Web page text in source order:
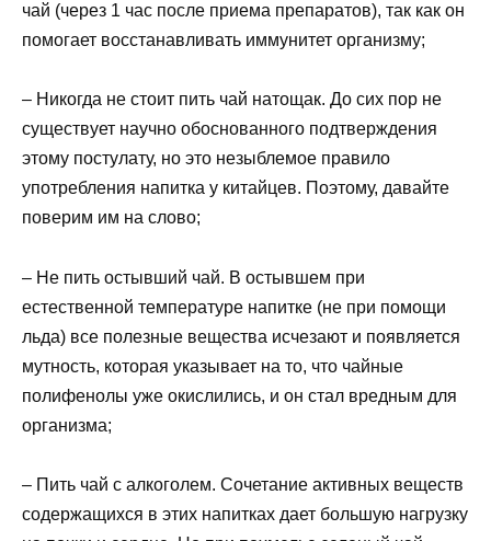
чай (через 1 час после приема препаратов), так как он
помогает восстанавливать иммунитет организму;
– Никогда не стоит пить чай натощак. До сих пор не
существует научно обоснованного подтверждения
этому постулату, но это незыблемое правило
употребления напитка у китайцев. Поэтому, давайте
поверим им на слово;
– Не пить остывший чай. В остывшем при
естественной температуре напитке (не при помощи
льда) все полезные вещества исчезают и появляется
мутность, которая указывает на то, что чайные
полифенолы уже окислились, и он стал вредным для
организма;
– Пить чай с алкоголем. Сочетание активных веществ
содержащихся в этих напитках дает большую нагрузку